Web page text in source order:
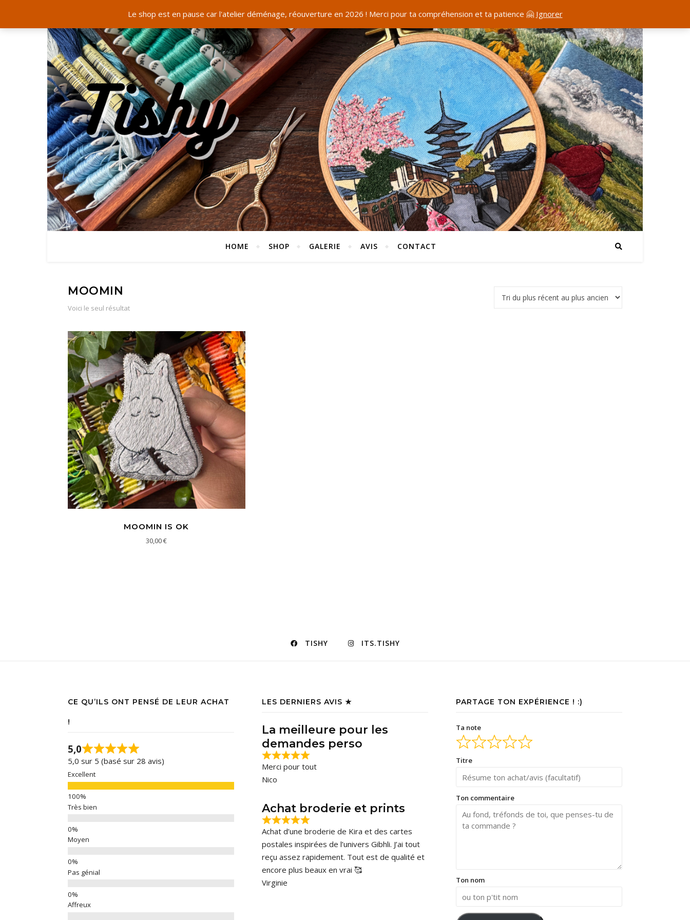
Le shop est en pause car l'atelier déménage, réouverture en 2026 ! Merci pour ta compréhension et ta patience 🤗 Ignorer
HOME SHOP GALERIE AVIS CONTACT
MOOMIN
Voici le seul résultat
MOOMIN IS OK
30,00€
TISHY ITS.TISHY
CE QU’ILS ONT PENSÉ DE LEUR ACHAT
!
5,0
5,0 sur 5 (basé sur 28 avis)
Excellent
Très bien
Moyen
Pas génial
Affreux
LES DERNIERS AVIS ★
La meilleure pour les
demandes perso
Merci pour tout
Nico
Achat broderie et prints
Achat d’une broderie de Kira et des cartes
postales inspirées de l’univers Gibhli. J’ai tout
reçu assez rapidement. Tout est de qualité et
encore plus beaux en vrai 🥰
Virginie
PARTAGE TON EXPÉRIENCE ! :)
Ta note
Titre
Ton commentaire
Ton nom